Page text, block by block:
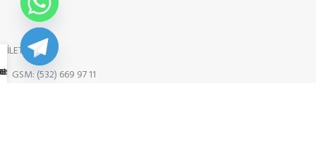
İLETİŞİM
GSM: (532) 669 97 11
Grupları